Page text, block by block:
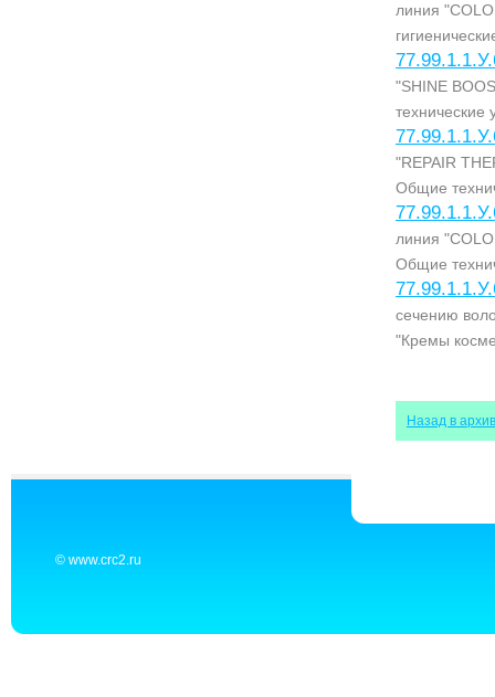
линия
"SHINE
технические
"REPAIR
Общие
линия
Общие
сечению
"Кремы
Назад в архив
© www.crc2.ru